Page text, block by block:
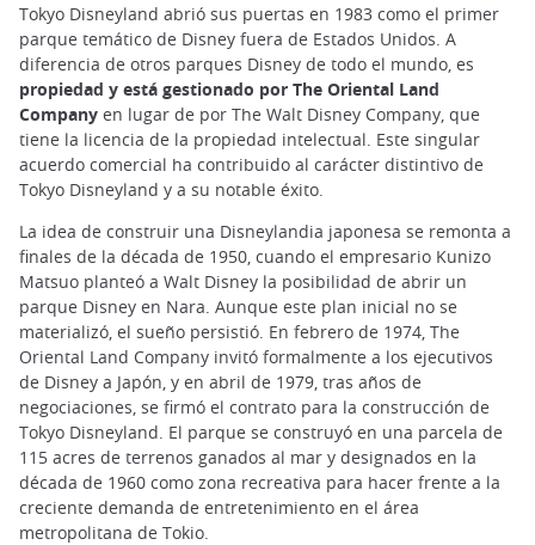
Tokyo Disneyland abrió sus puertas en 1983 como el primer
parque temático de Disney fuera de Estados Unidos. A
diferencia de otros parques Disney de todo el mundo, es
propiedad y está gestionado por The Oriental Land
Company en lugar de por The Walt Disney Company, que
tiene la licencia de la propiedad intelectual. Este singular
acuerdo comercial ha contribuido al carácter distintivo de
Tokyo Disneyland y a su notable éxito.
La idea de construir una Disneylandia japonesa se remonta a
finales de la década de 1950, cuando el empresario Kunizo
Matsuo planteó a Walt Disney la posibilidad de abrir un
parque Disney en Nara. Aunque este plan inicial no se
materializó, el sueño persistió. En febrero de 1974, The
Oriental Land Company invitó formalmente a los ejecutivos
de Disney a Japón, y en abril de 1979, tras años de
negociaciones, se firmó el contrato para la construcción de
Tokyo Disneyland. El parque se construyó en una parcela de
115 acres de terrenos ganados al mar y designados en la
década de 1960 como zona recreativa para hacer frente a la
creciente demanda de entretenimiento en el área
metropolitana de Tokio.